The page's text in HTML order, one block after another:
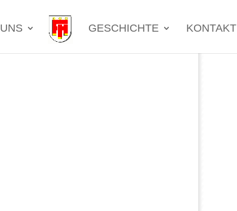
GESCHICHTE KONTAKT